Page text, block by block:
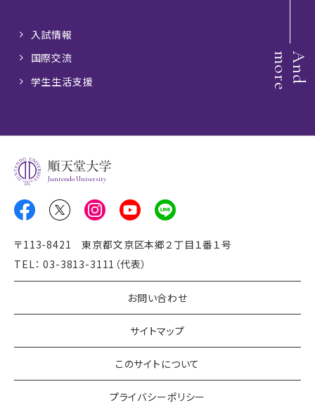
A
n
d
m
o
r
e
入試情報
国際交流
学生生活支援
Juntendo University
〒113-8421 東京都文京区本郷２丁目１番１号
TEL： 03-3813-3111（代表）
お問い合わせ
サイトマップ
このサイトについて
プライバシーポリシー